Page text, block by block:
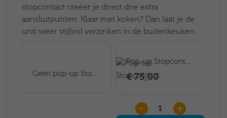
stopcontact creëer je direct drie extra
aansluitpunten. Klaar met koken? Dan laat je de
unit weer stijlvol verzinken in de buitenkeuken.
Geen pop-up Stopcontact
Pop-up Stopcontact
€ 75,00
- +